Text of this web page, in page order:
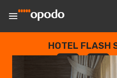
HOTEL FLASH
--
TAGE
: --
STUNDEN
: